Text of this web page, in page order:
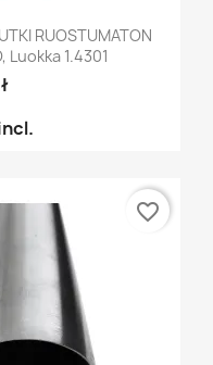
RUOSTUMATON
Luokka 1.4301
favorite_border